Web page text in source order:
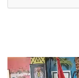
Pemutar
Video